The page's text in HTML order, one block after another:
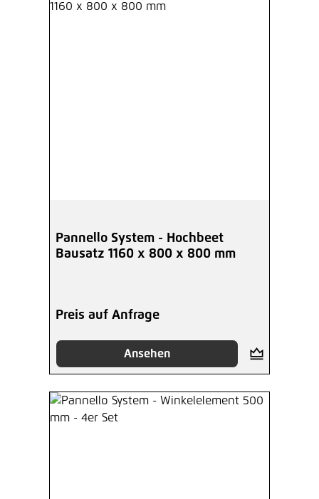
Pannello System - Hochbeet
Bausatz 1160 x 800 x 800 mm
Preis auf Anfrage
Ansehen